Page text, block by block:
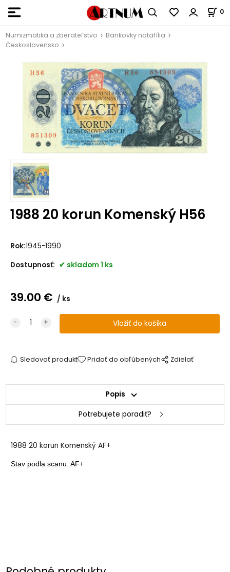
0
Numizmatika a zberateľstvo
Bankovky notafília
Československo
1988 20 korun Komenský H56
Rok:1945-1990
Dostupnosť:
skladom 1 ks
39.00 € ks
Sledovať produkt Pridať do obľúbených Zdielať
Popis
Potrebujete poradiť?
1988 20 korun Komenský AF+
Stav podla scanu. AF+